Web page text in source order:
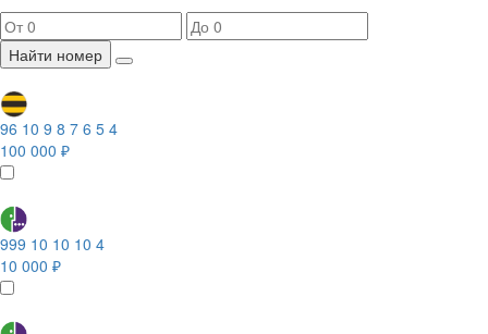
Найти номер
96 10 9 8 7 6 5 4
100 000 ₽
999 10 10 10 4
10 000 ₽